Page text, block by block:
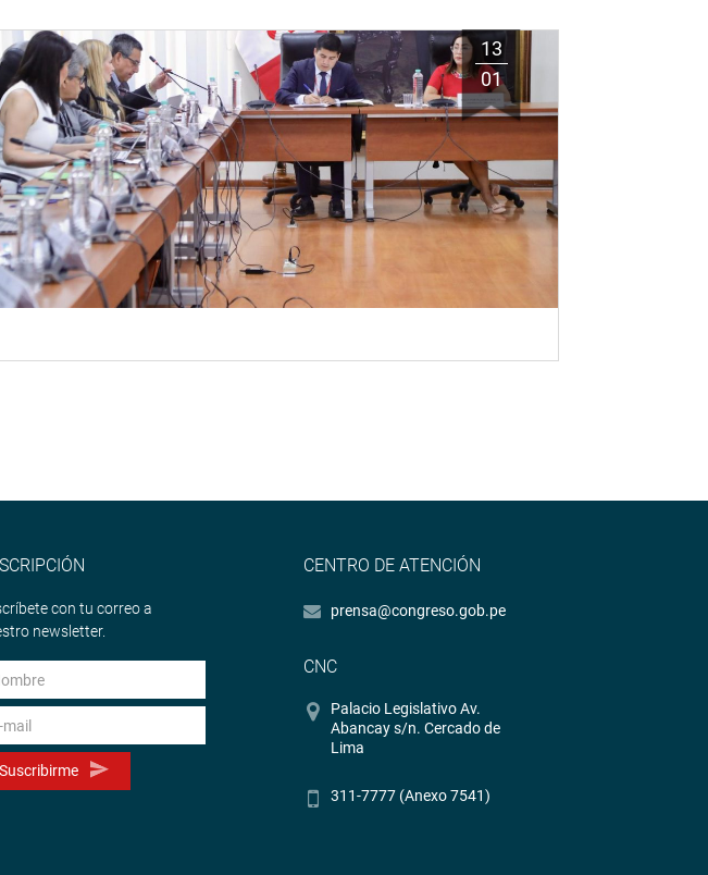
13
01
con tu correo a
newsletter.
Suscribirme
CENTRO DE ATENCIÓN
prensa@congreso.gob.pe
CNC
Palacio Legislativo Av.
Abancay s/n. Cercado de
Lima
311-7777 (Anexo 7541)